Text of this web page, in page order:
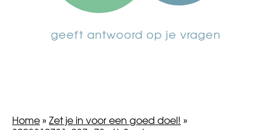
geeft antwoord op je vragen
Home» Zet je in voor een goed doel! »